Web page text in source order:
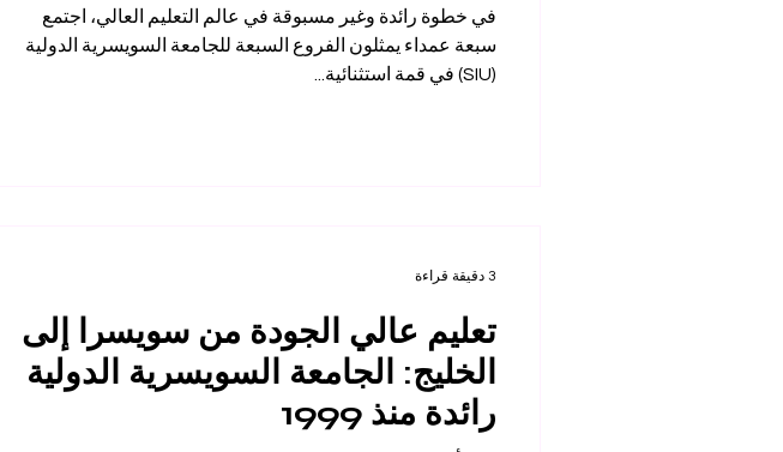
في خطوة رائدة وغير مسبوقة في عالم التعليم العالي، اجتمع
سبعة عمداء يمثلون الفروع السبعة للجامعة السويسرية الدولية
(SIU) في قمة استثنائية...
تعليم عالي الجودة من سويسرا إلى
الخليج: الجامعة السويسرية الدولية
رائدة منذ 1999
3 دقيقة قراءة